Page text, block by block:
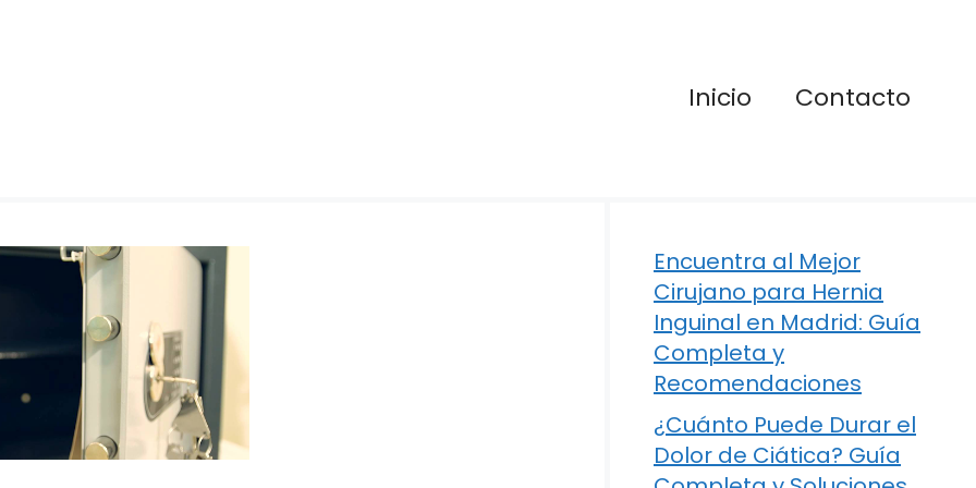
Inicio Contacto
Encuentra al Mejor
Cirujano para Hernia
Inguinal en Madrid: Guía
Completa y
Recomendaciones
¿Cuánto Puede Durar el
Dolor de Ciática? Guía